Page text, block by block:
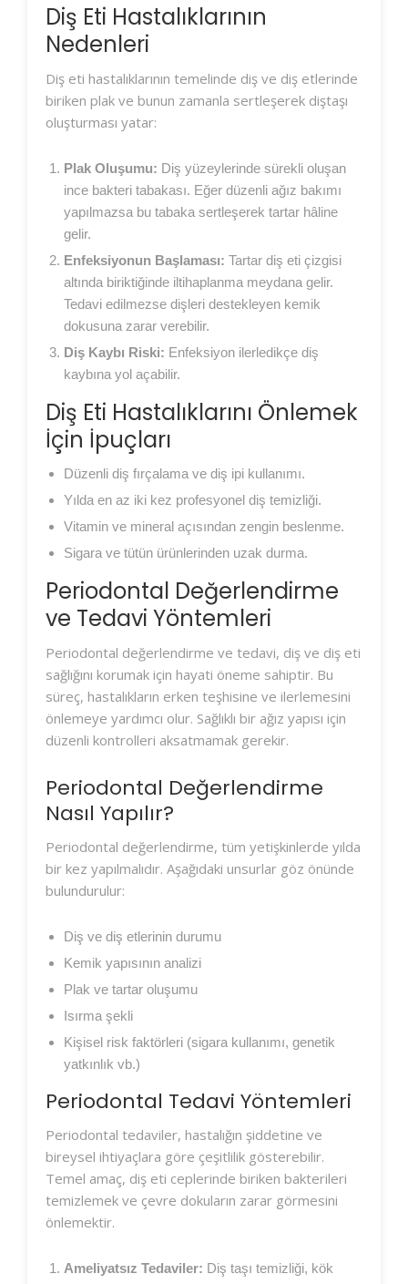
Diş Eti Hastalıklarının
Nedenleri
Diş eti hastalıklarının temelinde diş ve diş etlerinde
biriken plak ve bunun zamanla sertleşerek diştaşı
oluşturması yatar:
Plak Oluşumu: Diş yüzeylerinde sürekli oluşan
ince bakteri tabakası. Eğer düzenli ağız bakımı
yapılmazsa bu tabaka sertleşerek tartar hâline
gelir.
Enfeksiyonun Başlaması: Tartar diş eti çizgisi
altında biriktiğinde iltihaplanma meydana gelir.
Tedavi edilmezse dişleri destekleyen kemik
dokusuna zarar verebilir.
Diş Kaybı Riski: Enfeksiyon ilerledikçe diş
kaybına yol açabilir.
Diş Eti Hastalıklarını Önlemek
İçin İpuçları
Düzenli diş fırçalama ve diş ipi kullanımı.
Yılda en az iki kez profesyonel diş temizliği.
Vitamin ve mineral açısından zengin beslenme.
Sigara ve tütün ürünlerinden uzak durma.
Periodontal Değerlendirme
ve Tedavi Yöntemleri
Periodontal değerlendirme ve tedavi, diş ve diş eti
sağlığını korumak için hayati öneme sahiptir. Bu
süreç, hastalıkların erken teşhisine ve ilerlemesini
önlemeye yardımcı olur. Sağlıklı bir ağız yapısı için
düzenli kontrolleri aksatmamak gerekir.
Periodontal Değerlendirme
Nasıl Yapılır?
Periodontal değerlendirme, tüm yetişkinlerde yılda
bir kez yapılmalıdır. Aşağıdaki unsurlar göz önünde
bulundurulur:
Diş ve diş etlerinin durumu
Kemik yapısının analizi
Plak ve tartar oluşumu
Isırma şekli
Kişisel risk faktörleri (sigara kullanımı, genetik
yatkınlık vb.)
Periodontal Tedavi Yöntemleri
Periodontal tedaviler, hastalığın şiddetine ve
bireysel ihtiyaçlara göre çeşitlilik gösterebilir.
Temel amaç, diş eti ceplerinde biriken bakterileri
temizlemek ve çevre dokuların zarar görmesini
önlemektir.
Ameliyatsız Tedaviler: Diş taşı temizliği, kök